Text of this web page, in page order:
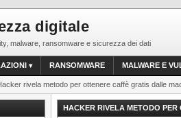
digitale
malware, ransomware e sicurezza dei dati
RANSOMWARE MALWARE E
rivela metodo per ottenere caffè gratis dalle
HACKER RIVELA METODO PER